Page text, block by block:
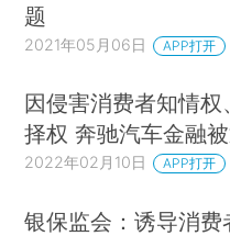
题
2021年05月06日 APP打开
因侵害消费者知情权
择权 奔驰汽车金融
2022年02月10日 APP打开
银保监会：诱导消费